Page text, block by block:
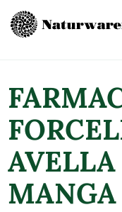
contenuto
AVELLA
MANGA